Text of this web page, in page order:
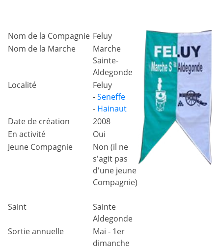
Nom de la Compagnie Feluy
Nom de la Marche
Marche
Sainte-
Aldegonde
Localité
Feluy
-Seneffe
- Hainaut
Date de création
2008
En activité
Oui
Jeune Compagnie
Non (il ne
s'agit pas
d'une jeune
Compagnie)
Saint
Sainte
Aldegonde
Sortie annuelle
Mai - 1er
dimanche